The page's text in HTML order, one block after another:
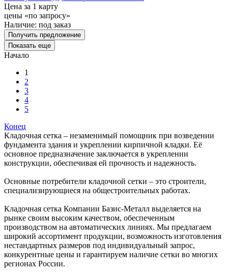
Цена за 1 карту
цены «по запросу»
Наличие: под заказ
Получить предложение
Показать еще
Начало
1
2
3
4
5
Конец
Кладочная сетка – незаменимый помощник при возведении
фундамента здания и укреплении кирпичной кладки. Её
основное предназначение заключается в укреплении
конструкции, обеспечивая ей прочность и надежность.
Основные потребители кладочной сетки – это строители,
специализирующиеся на общестроительных работах.
Кладочная сетка Компании Базис-Металл выделяется на
рынке своим высоким качеством, обеспеченным
производством на автоматических линиях. Мы предлагаем
широкий ассортимент продукции, возможность изготовления
нестандартных размеров под индивидуальный запрос,
конкурентные цены и гарантируем наличие сетки во многих
регионах России.